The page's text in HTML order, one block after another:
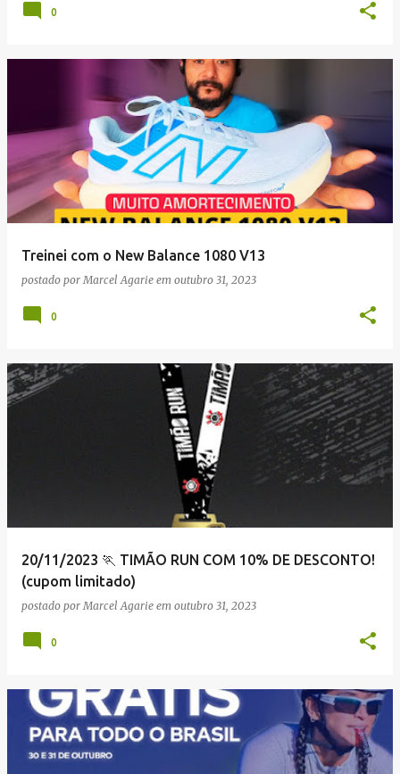
0
Treinei com o New Balance 1080 V13
postado porMarcel Agarie em outubro 31, 2023
0
20/11/2023 🏃 TIMÃO RUN COM 10% DE DESCONTO!
(cupom limitado)
postado porMarcel Agarie em outubro 31, 2023
0